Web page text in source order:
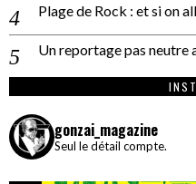
Plage de Rock : et si on
Un reportage pas neutre
gonzai_magazine
Seul le détail compte.